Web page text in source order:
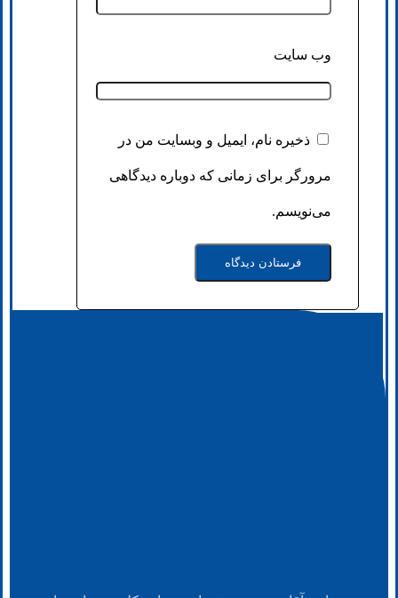
وب‌ سایت
ذخیره نام، ایمیل و وبسایت من در
مرورگر برای زمانی که دوباره دیدگاهی
می‌نویسم.